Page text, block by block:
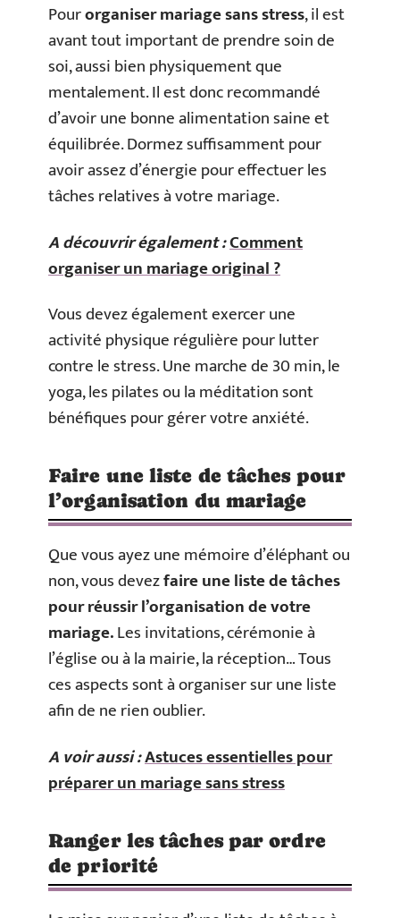
Pourorganiser mariage sans stress, il est
avant tout important de prendre soin de
soi, aussi bien physiquement que
mentalement. Il est donc recommandé
d’avoir une bonne alimentation saine et
équilibrée. Dormez suffisamment pour
avoir assez d’énergie pour effectuer les
tâches relatives à votre mariage.
A découvrir également :Comment
organiser un mariage original ?
Vous devez également exercer une
activité physique régulière pour lutter
contre le stress. Une marche de 30 min, le
yoga, les pilates ou la méditation sont
bénéfiques pour gérer votre anxiété.
Faire une liste de tâches pour
l’organisation du mariage
Que vous ayez une mémoire d’éléphant ou
non, vous devezfaire une liste de tâches
pour réussir l’organisation de votre
mariage.Les invitations, cérémonie à
l’église ou à la mairie, la réception… Tous
ces aspects sont à organiser sur une liste
afin de ne rien oublier.
A voir aussi :Astuces essentielles pour
préparer un mariage sans stress
Ranger les tâches par ordre
de priorité